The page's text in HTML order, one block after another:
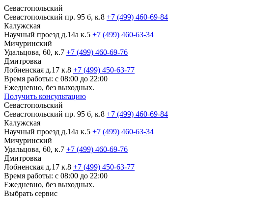
Севастопольский
Севастопольский пр. 95 б, к.8 +7 (499) 460-69-84
Калужская
Научный проезд д.14а к.5 +7 (499) 460-63-34
Мичуринский
Удальцова, 60, к.7 +7 (499) 460-69-76
Дмитровка
Лобненская д.17 к.8 +7 (499) 450-63-77
Время работы: с 08:00 до 22:00
Ежедневно, без выходных.
Получить консультацию
Севастопольский
Севастопольский пр. 95 б, к.8 +7 (499) 460-69-84
Калужская
Научный проезд д.14а к.5 +7 (499) 460-63-34
Мичуринский
Удальцова, 60, к.7 +7 (499) 460-69-76
Дмитровка
Лобненская д.17 к.8 +7 (499) 450-63-77
Время работы: с 08:00 до 22:00
Ежедневно, без выходных.
Выбрать сервис